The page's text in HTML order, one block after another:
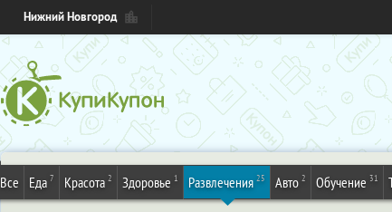
Нижний Новгород
Все Еда 7 Красота 2 Здоровье 1 Развлечения 25 Авто 2 Обучение 31